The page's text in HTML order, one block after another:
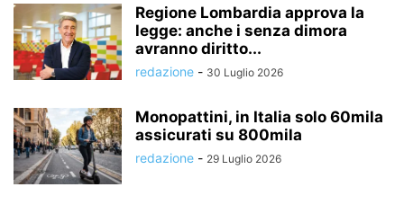
Regione Lombardia approva la
legge: anche i senza dimora
avranno diritto...
redazione - 30 Luglio 2026
Monopattini, in Italia solo 60mila
assicurati su 800mila
redazione - 29 Luglio 2026